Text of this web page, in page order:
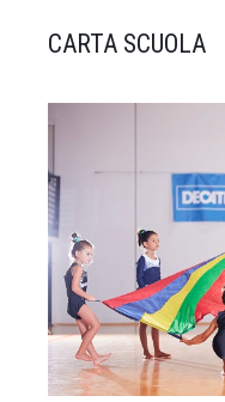
CARTA SCUOLA